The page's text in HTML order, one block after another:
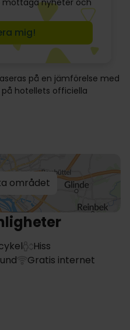
mig!
på en jämförelse med
hotellets officiella
området
Hiss
Gratis internet